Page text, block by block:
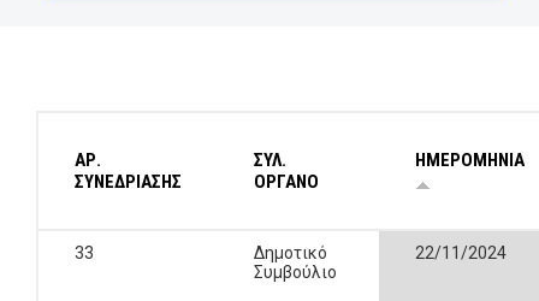
ΑΡ.
ΣΥΝΕΔΡΙΑΣΗΣ
ΣΥΛ.
ΟΡΓΑΝΟ
ΗΜΕΡΟΜΗΝΙΑ
33
Δημοτικό
Συμβούλιο
22/11/2024